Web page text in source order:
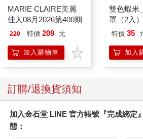
MARIE CLAIRE美麗
佳人08月2026第400期
220 特價 209 元
加入購物車
雙色蝦米
罩（2入）
特價 35
加入
訂購/退換貨須知
加入金石堂 LINE 官方帳號『完成綁定
態：